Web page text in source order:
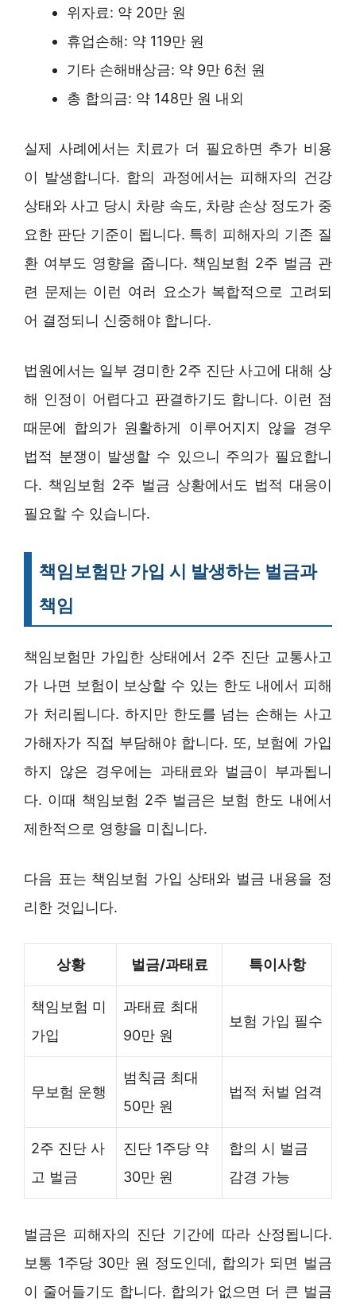
위자료: 약 20만 원
휴업손해: 약 119만 원
기타 손해배상금: 약 9만 6천 원
총 합의금: 약 148만 원 내외
실제 사례에서는 치료가 더 필요하면 추가 비용
이 발생합니다. 합의 과정에서는 피해자의 건강
상태와 사고 당시 차량 속도, 차량 손상 정도가 중
요한 판단 기준이 됩니다. 특히 피해자의 기존 질
환 여부도 영향을 줍니다. 책임보험 2주 벌금 관
련 문제는 이런 여러 요소가 복합적으로 고려되
어 결정되니 신중해야 합니다.
법원에서는 일부 경미한 2주 진단 사고에 대해 상
해 인정이 어렵다고 판결하기도 합니다. 이런 점
때문에 합의가 원활하게 이루어지지 않을 경우
법적 분쟁이 발생할 수 있으니 주의가 필요합니
다. 책임보험 2주 벌금 상황에서도 법적 대응이
필요할 수 있습니다.
책임보험만 가입 시 발생하는 벌금과
책임
책임보험만 가입한 상태에서 2주 진단 교통사고
가 나면 보험이 보상할 수 있는 한도 내에서 피해
가 처리됩니다. 하지만 한도를 넘는 손해는 사고
가해자가 직접 부담해야 합니다. 또, 보험에 가입
하지 않은 경우에는 과태료와 벌금이 부과됩니
다. 이때 책임보험 2주 벌금은 보험 한도 내에서
제한적으로 영향을 미칩니다.
다음 표는 책임보험 가입 상태와 벌금 내용을 정
리한 것입니다.
상황 벌금/과태료 특이사항
책임보험 미
가입
과태료 최대
90만 원
보험 가입 필수
무보험 운행
범칙금 최대
50만 원
법적 처벌 엄격
2주 진단 사
고 벌금
진단 1주당 약
30만 원
합의 시 벌금
감경 가능
벌금은 피해자의 진단 기간에 따라 산정됩니다.
보통 1주당 30만 원 정도인데, 합의가 되면 벌금
이 줄어들기도 합니다. 합의가 없으면 더 큰 벌금